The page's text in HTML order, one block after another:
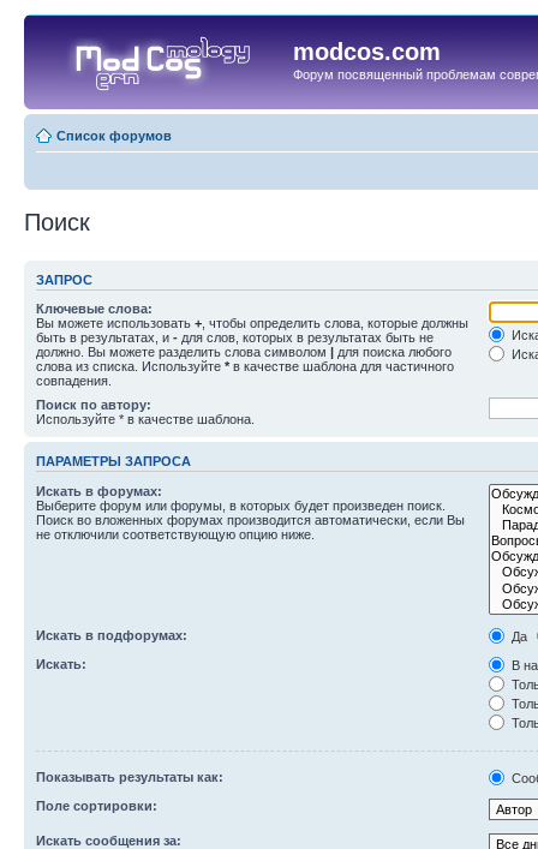
modcos.com
Форум посвященный проблемам
Список форумов
Поиск
ЗАПРОС
Ключевые слова:
Вы можете использовать + , чтобы определить слова, которые должны
быть в результатах, и - для слов, которых в результатах быть не
должно. Вы можете разделить слова символом | для поиска любого
слова из списка. Используйте * в качестве шаблона для частичного
совпадения.
Поиск по автору:
Используйте * в качестве шаблона.
ПАРАМЕТРЫ ЗАПРОСА
Искать в форумах:
Выберите форум или форумы, в которых будет произведен поиск.
Поиск во вложенных форумах производится автоматически, если Вы
не отключили соответствующую опцию ниже.
Искать в подфорумах:
Да
Искать:
В
Показывать результаты как:
Поле сортировки:
Искать сообщения за: